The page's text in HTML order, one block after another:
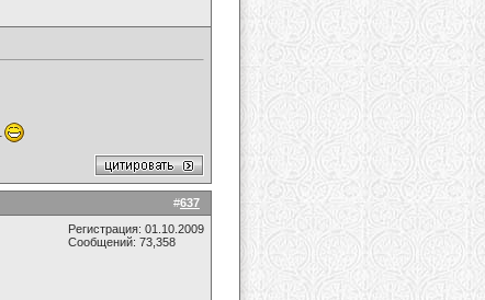
#637
Регистрация: 01.10.2009
Сообщений: 73,358